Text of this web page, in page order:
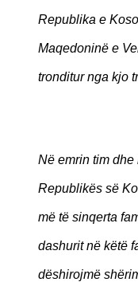
Republika e
Maqedoninë e
tronditur nga kjo
Në emrin tim dhe
Republikës së
më të sinqerta
dashurit në këtë
dëshirojmë